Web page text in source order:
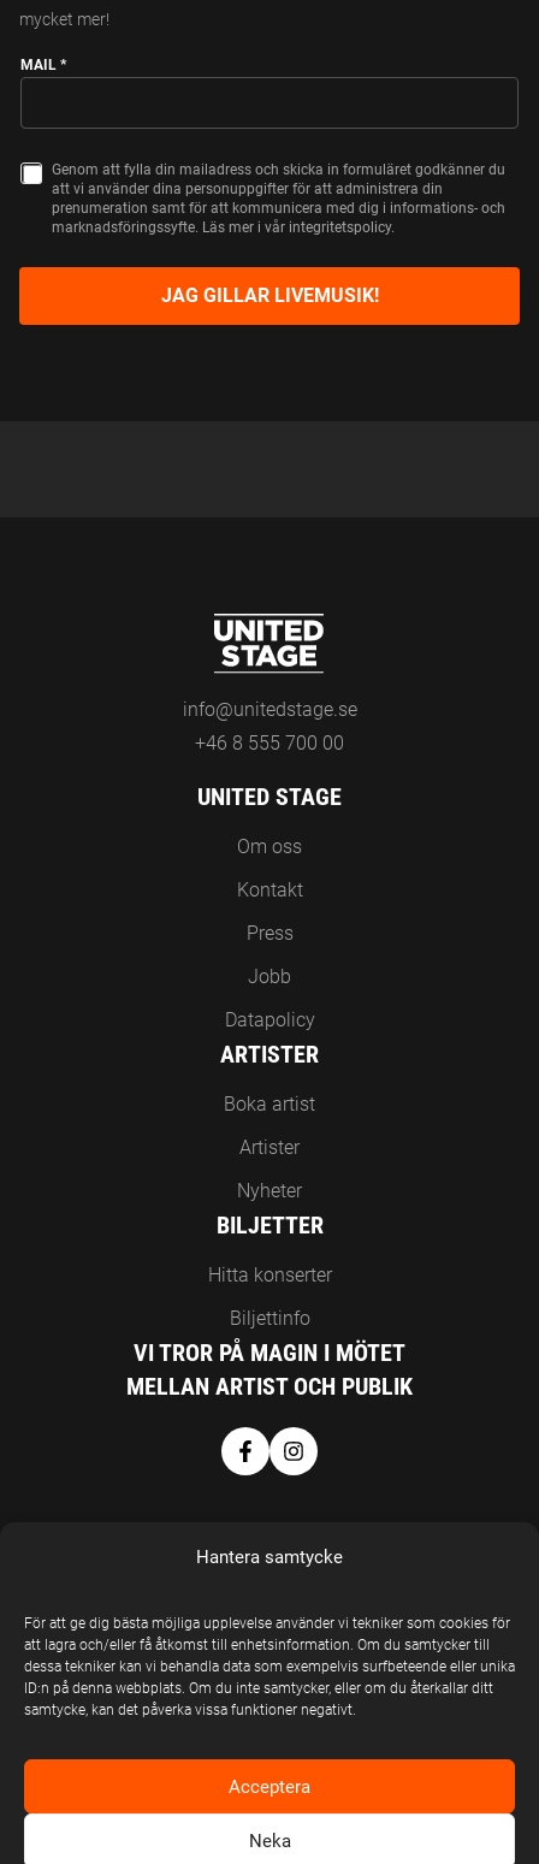
Hantera samtycke
För att ge dig bästa möjliga upplevelse använder vi tekniker som cookies för
att lagra och/eller få åtkomst till enhetsinformation. Om du samtycker till
dessa tekniker kan vi behandla data som exempelvis surfbeteende eller unika
ID:n på denna webbplats. Om du inte samtycker, eller om du återkallar ditt
samtycke, kan det påverka vissa funktioner negativt.
Acceptera
Neka
mycket mer!
MAIL *
C
B
E
Genom att fylla din mailadress och skicka in formuläret godkänner du
att vi använder dina personuppgifter för att administrera din
prenumeration samt för att kommunicera med dig i informations- och
marknadsföringssyfte. Läs mer i vår integritetspolicy.
JAG GILLAR LIVEMUSIK!
info@unitedstage.se
+46 8 555 700 00
UNITED STAGE
Om oss
Kontakt
Press
Jobb
Datapolicy
ARTISTER
Boka artist
Artister
Nyheter
BILJETTER
Hitta konserter
Biljettinfo
VI TROR PÅ MAGIN I MÖTET
MELLAN ARTIST OCH PUBLIK
EN DEL AV
UNITED STAGE
GROUP
2026